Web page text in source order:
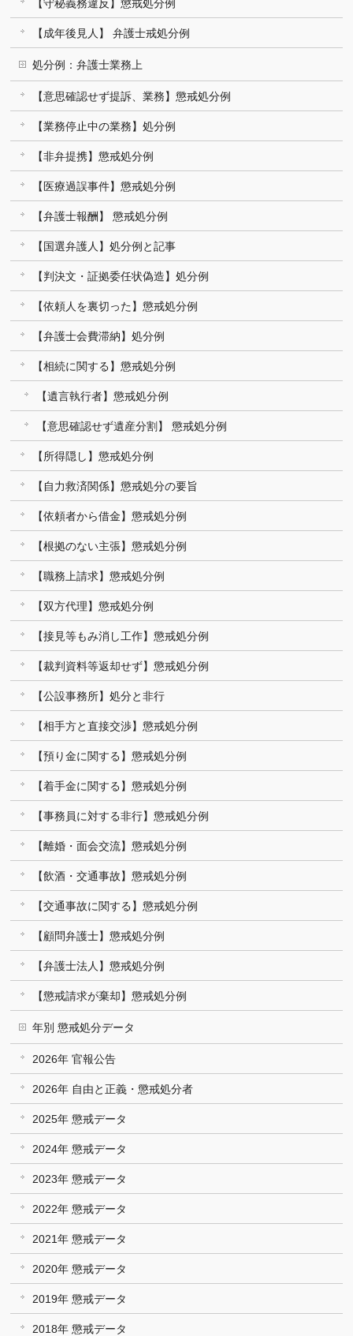
【守秘義務違反】懲戒処分例
【成年後見人】 弁護士戒処分例
処分例：弁護士業務上
【意思確認せず提訴、業務】懲戒処分例
【業務停止中の業務】処分例
【非弁提携】懲戒処分例
【医療過誤事件】懲戒処分例
【弁護士報酬】 懲戒処分例
【国選弁護人】処分例と記事
【判決文・証拠委任状偽造】処分例
【依頼人を裏切った】懲戒処分例
【弁護士会費滞納】処分例
【相続に関する】懲戒処分例
【遺言執行者】懲戒処分例
【意思確認せず遺産分割】 懲戒処分例
【所得隠し】懲戒処分例
【自力救済関係】懲戒処分の要旨
【依頼者から借金】懲戒処分例
【根拠のない主張】懲戒処分例
【職務上請求】懲戒処分例
【双方代理】懲戒処分例
【接見等もみ消し工作】懲戒処分例
【裁判資料等返却せず】懲戒処分例
【公設事務所】処分と非行
【相手方と直接交渉】懲戒処分例
【預り金に関する】懲戒処分例
【着手金に関する】懲戒処分例
【事務員に対する非行】懲戒処分例
【離婚・面会交流】懲戒処分例
【飲酒・交通事故】懲戒処分例
【交通事故に関する】懲戒処分例
【顧問弁護士】懲戒処分例
【弁護士法人】懲戒処分例
【懲戒請求が棄却】懲戒処分例
年別 懲戒処分データ
2026年 官報公告
2026年 自由と正義・懲戒処分者
2025年 懲戒データ
2024年 懲戒データ
2023年 懲戒データ
2022年 懲戒データ
2021年 懲戒データ
2020年 懲戒データ
2019年 懲戒データ
2018年 懲戒データ